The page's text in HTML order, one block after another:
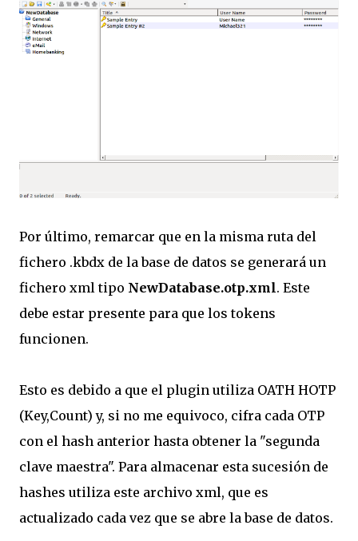
Por último, remarcar que en la misma ruta del
fichero .kbdx de la base de datos se generará un
fichero xml tipo NewDatabase.otp.xml. Este
debe estar presente para que los tokens
funcionen.
Esto es debido a que el plugin utiliza OATH HOTP
(Key,Count) y, si no me equivoco, cifra cada OTP
con el hash anterior hasta obtener la "segunda
clave maestra". Para almacenar esta sucesión de
hashes utiliza este archivo xml, que es
actualizado cada vez que se abre la base de datos.